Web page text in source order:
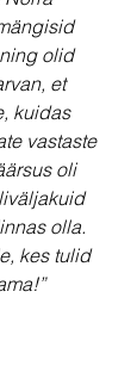
olid
et
kuidas
vastaste
oli
olla.
kes tulid